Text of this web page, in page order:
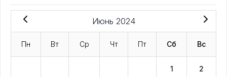
Июнь 2024
Пн Вт Ср Чт Пт Сб Вс
1 2